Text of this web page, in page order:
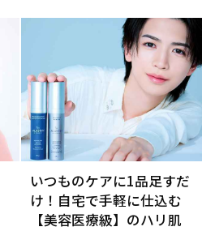
いつものケアに1品足すだ
け！自宅で手軽に仕込む
【美容医療級】のハリ肌